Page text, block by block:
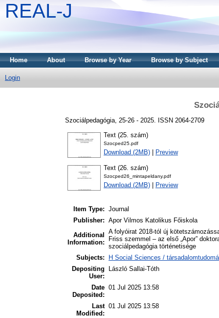
REAL-J
Home About Browse by Year Browse by Subject
Login
Szociálpedagógia, 25-26 - 2025. ISSN 2064-2709
Text (25. szám)
Szocped25.pdf
Download (2MB) Preview
Text (26. szám)
Szocped26_mintapeldany.pdf
Download (2MB) Preview
Item Type: Journal
Publisher: Apor Vilmos Katolikus Főiskola
Additional
Information:
A folyóirat 2018-tól új
Friss szemmel – az első „Apor”
szociálpedagógia történetisége
Subjects:
H Social Sciences /
Depositing
User:
László Sallai-Tóth
Date
Deposited:
01 Jul 2025 13:58
Last
Modified:
01 Jul 2025 13:58